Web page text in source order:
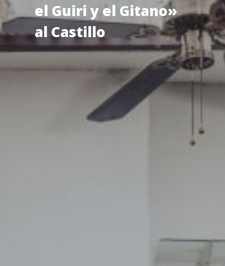
el Guiri y el Gitano»
al Castillo